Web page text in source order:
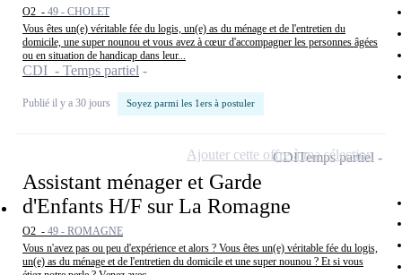
O2 - 49 - CHOLET
Vous êtes un(e) véritable fée du logis, un(e) as du ménage et de l'entretien du
domicile, une super nounou et vous avez à cœur d'accompagner les personnes âgées
ou en situation de handicap dans leur...
CDI - Temps partiel
Publié il y a 30 jours Soyez parmi les 1ers à postuler
Assistant ménager et Garde
d'Enfants H/F sur La Romagne
O2 - 49 - ROMAGNE
Vous n'avez pas ou peu d'expérience et alors ? Vous êtes un(e) véritable fée du logis,
un(e) as du ménage et de l'entretien du domicile et une super nounou ? Et si vous
CDITemps partiel
Ajouter cette offre à ma sélection